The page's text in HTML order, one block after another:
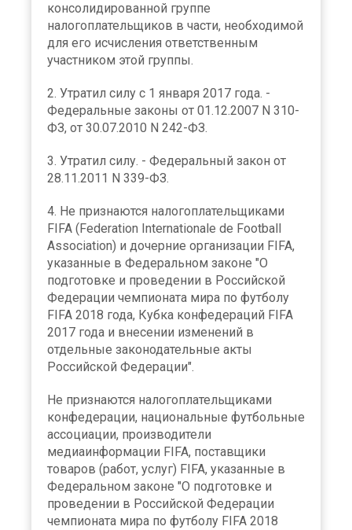
консолидированной группе
налогоплательщиков в части, необходимой
для его исчисления ответственным
участником этой группы.
2. Утратил силу с 1 января 2017 года. -
Федеральные законы от 01.12.2007 N 310-
ФЗ, от 30.07.2010 N 242-ФЗ.
3. Утратил силу. - Федеральный закон от
28.11.2011 N 339-ФЗ.
4. Не признаются налогоплательщиками
FIFA (Federation Internationale de Football
Association) и дочерние организации FIFA,
указанные в Федеральном законе "О
подготовке и проведении в Российской
Федерации чемпионата мира по футболу
FIFA 2018 года, Кубка конфедераций FIFA
2017 года и внесении изменений в
отдельные законодательные акты
Российской Федерации".
Не признаются налогоплательщиками
конфедерации, национальные футбольные
ассоциации, производители
медиаинформации FIFA, поставщики
товаров (работ, услуг) FIFA, указанные в
Федеральном законе "О подготовке и
проведении в Российской Федерации
чемпионата мира по футболу FIFA 2018